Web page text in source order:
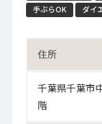
手ぶらOK
ダイ
住所
千葉県千葉市
階